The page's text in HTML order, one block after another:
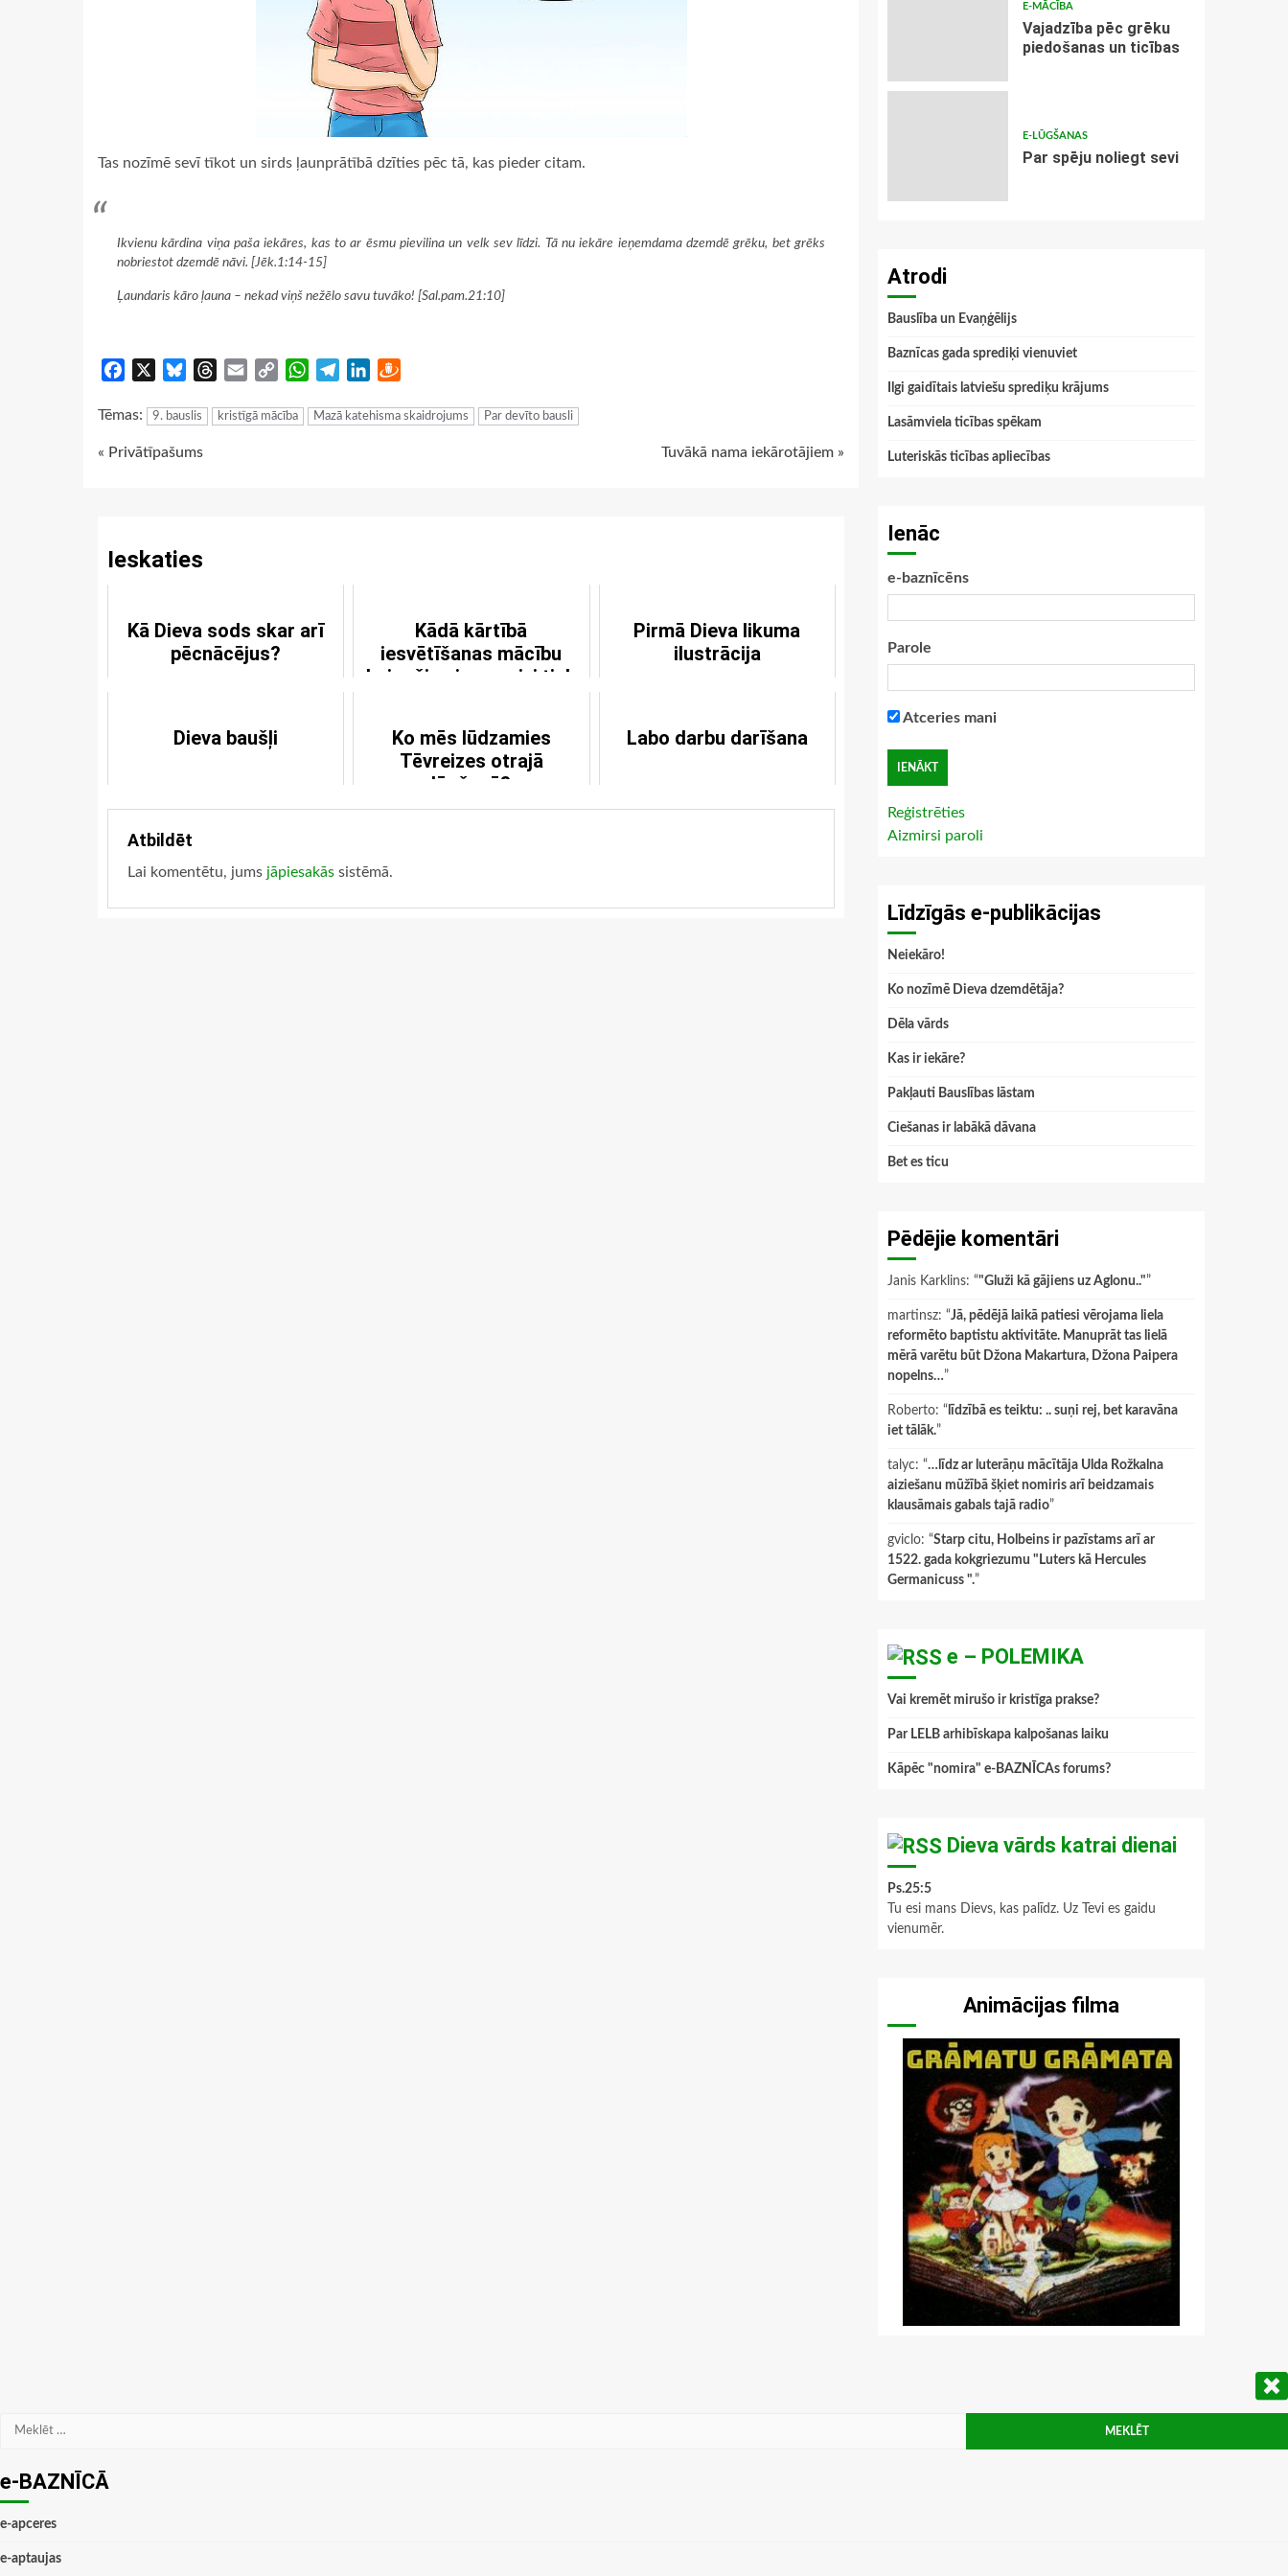
Tas nozīmē sevī tīkot un sirds ļaunprātībā dzīties pēc tā, kas pieder citam.
Ikvienu kārdina viņa paša iekāres, kas to ar ēsmu pievilina un velk sev līdzi. Tā nu iekāre ieņemdama dzemdē grēku, bet grēks
nobriestot dzemdē nāvi. [Jēk.1:14-15]
Ļaundaris kāro ļauna – nekad viņš nežēlo savu tuvāko! [Sal.pam.21:10]
Facebook BlueskyThreads
Email
Copy
WhatsApp
TelegramLinkedIn
Tēmas: 9. bauslis kristīgā mācība Mazā katehisma skaidrojums Par devīto bausli
Continue
« Privātīpašums Tuvākā nama iekārotājiem »
Ieskaties
Kā Dieva sods skar arī
pēcnācējus?
Kādā kārtībā
iesvētīšanas mācību
beigušie pirmo reizi tiek
Pirmā Dieva likuma
ilustrācija
Dieva baušļi
Ko mēs lūdzamies
Tēvreizes otrajā
lūgšanā?
Labo darbu darīšana
Atbildēt
Lai komentētu, jums jāpiesakās sistēmā.
E-MĀCĪBA
Vajadzība pēc grēku
piedošanas un ticības
E-LŪGŠANAS
Par spēju noliegt sevi
Atrodi
Bauslība un Evaņģēlijs
Baznīcas gada sprediķi vienuviet
Ilgi gaidītais latviešu sprediķu krājums
Lasāmviela ticības spēkam
Luteriskās ticības apliecības
Ienāc
e-baznīcēns
Parole
Atceries mani
Reģistrēties
Aizmirsi paroli
Līdzīgās e-publikācijas
Neiekāro!
Ko nozīmē Dieva dzemdētāja?
Dēla vārds
Kas ir iekāre?
Pakļauti Bauslības lāstam
Ciešanas ir labākā dāvana
Bet es ticu
Pēdējie komentāri
Janis Karklins: “"Gluži kā gājiens uz Aglonu.."”
martinsz: “Jā, pēdējā laikā patiesi vērojama liela
reformēto baptistu aktivitāte. Manuprāt tas lielā
mērā varētu būt Džona Makartura, Džona Paipera
nopelns…”
Roberto: “ līdzībā es teiktu: .. suņi rej, bet karavāna
iet tālāk.”
talyc: “…līdz ar luterāņu mācītāja Ulda Rožkalna
aiziešanu mūžībā šķiet nomiris arī beidzamais
klausāmais gabals tajā radio”
gviclo: “Starp citu, Holbeins ir pazīstams arī ar
1522. gada kokgriezumu "Luters kā Hercules
Germanicuss ".”
e – POLEMIKA
Vai kremēt mirušo ir kristīga prakse?
Par LELB arhibīskapa kalpošanas laiku
Kāpēc "nomira" e-BAZNĪCAs forums?
Dieva vārds katrai dienai
Ps.25:5
Tu esi mans Dievs, kas palīdz. Uz Tevi es gaidu
vienumēr.
Animācijas filma
Meklēt:
e-BAZNĪCĀ
e-apceres
e-aptaujas